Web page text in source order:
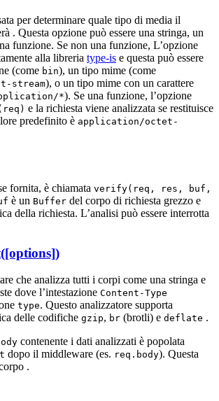
per determinare quale tipo di media il
. Questa opzione può essere una stringa, un
funzione. Se non una funzione, L’opzione
alla libreria type-is e questa può essere
(come bin), un tipo mime (come
stream), o un tipo mime con un carattere
*). Se una funzione, l’opzione
e la richiesta viene analizzata se restituisce
predefinito è application/octet-
fornita, è chiamata verify(req, res, buf,
è un Buffer del corpo di richiesta grezzo e
della richiesta. L’analisi può essere interrotta
che analizza tutti i corpi come una stringa e
dove l’intestazione Content-Type
type. Questo analizzatore supporta
delle codifiche gzip, br (brotli) e deflate .
contenente i dati analizzati è popolata
dopo il middleware (es. req.body). Questa
.